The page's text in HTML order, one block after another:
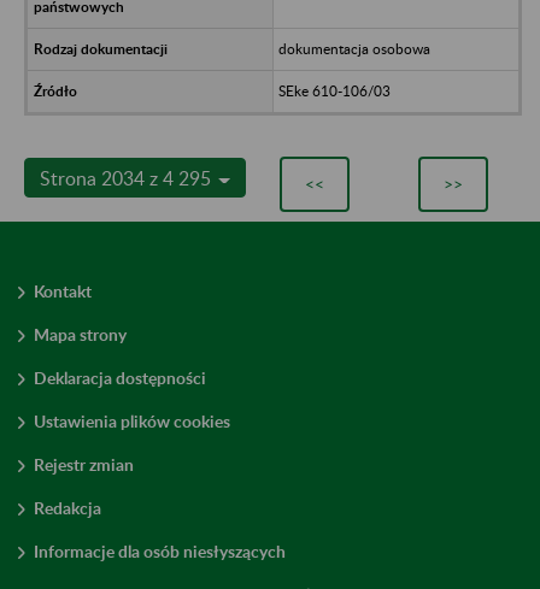
dokumentacja osobowa
SEke 610-106/03
Strona 2034 z 4 295 << >>
Kontakt
Mapa strony
Deklaracja dostępności
Ustawienia plików cookies
Rejestr zmian
Redakcja
Informacje dla osób niesłyszących